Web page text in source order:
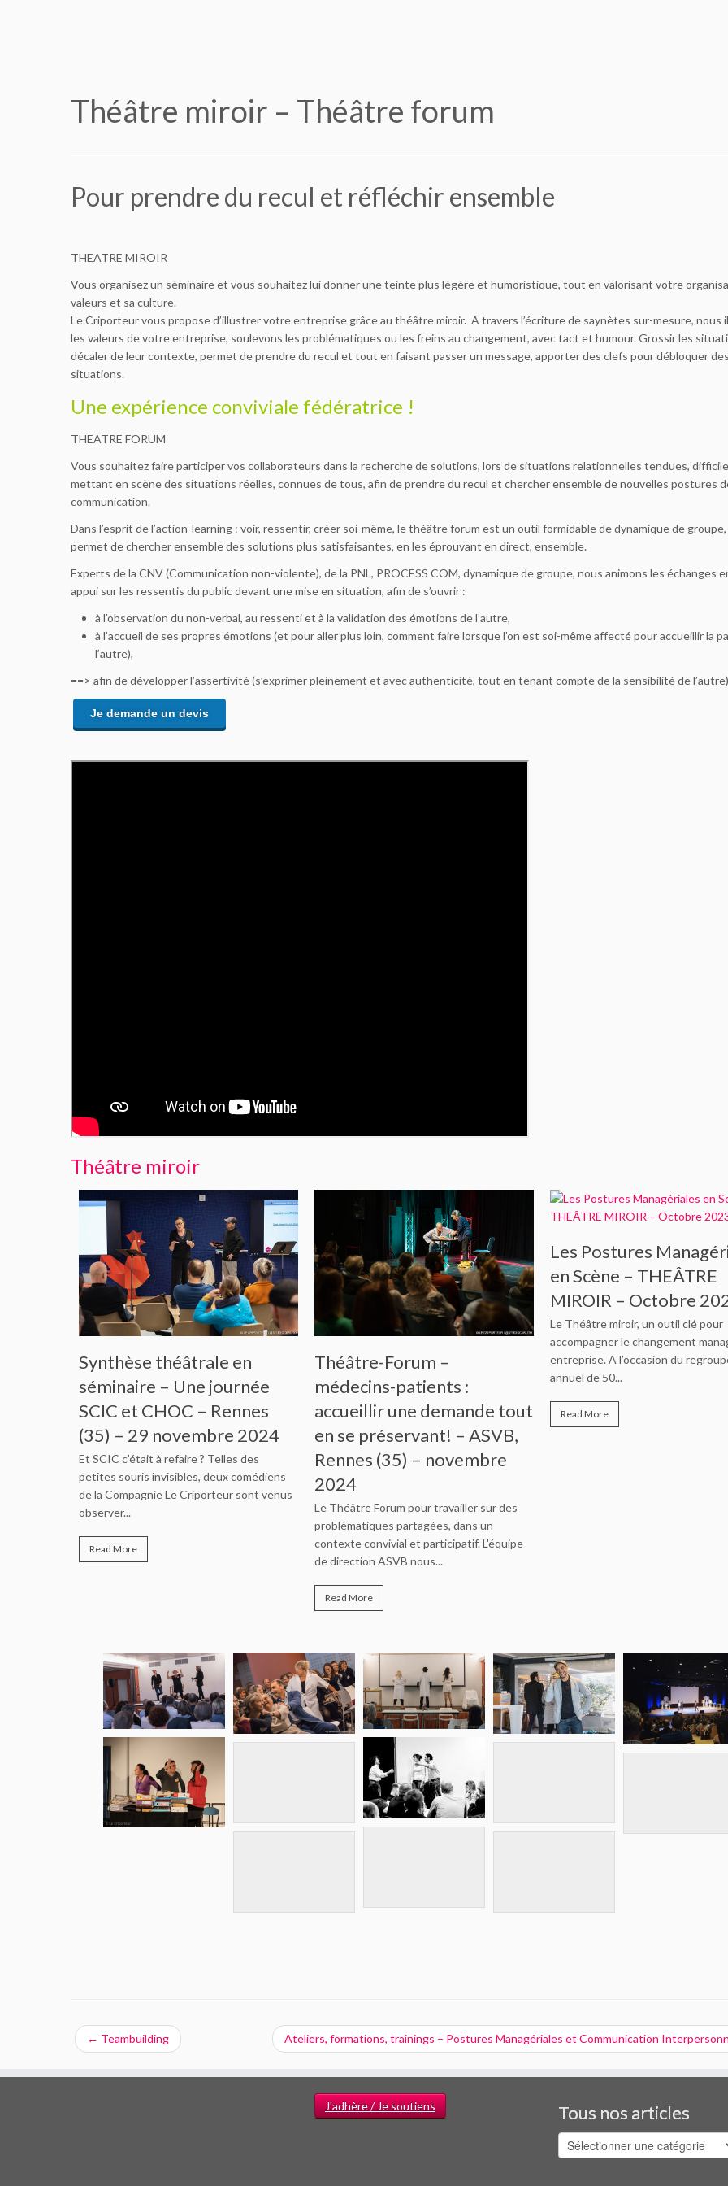
Théâtre miroir – Théâtre forum
Pour prendre du recul et réfléchir ensemble
THEATRE MIROIR
Vous organisez un séminaire et vous souhaitez lui donner une teinte plus légère et humoristique, tout en valorisant votre
valeurs et sa culture.
Le Criporteur vous propose d’illustrer votre entreprise grâce au théâtre miroir. A travers l’écriture de saynètes sur-mesure, nous
les valeurs de votre entreprise, soulevons les problématiques ou les freins au changement, avec tact et humour. Grossir les
décaler de leur contexte, permet de prendre du recul et tout en faisant passer un message, apporter des clefs pour débloquer des
situations.
Une expérience conviviale fédératrice !
THEATRE FORUM
Vous souhaitez faire participer vos collaborateurs dans la recherche de solutions, lors de situations relationnelles tendues,
mettant en scène des situations réelles, connues de tous, afin de prendre du recul et chercher ensemble de nouvelles postures
communication.
Dans l’esprit de l’action-learning : voir, ressentir, créer soi-même, le théâtre forum est un outil formidable de dynamique de
permet de chercher ensemble des solutions plus satisfaisantes, en les éprouvant en direct, ensemble.
Experts de la CNV (Communication non-violente), de la PNL, PROCESS COM, dynamique de groupe, nous animons les échanges
appui sur les ressentis du public devant une mise en situation, afin de s’ouvrir :
à l’observation du non-verbal, au ressenti et à la validation des émotions de l’autre,
à l’accueil de ses propres émotions (et pour aller plus loin, comment faire lorsque l’on est soi-même affecté pour accueillir la
l’autre),
==> afin de développer l’assertivité (s’exprimer pleinement et avec authenticité, tout en tenant compte de la sensibilité de
Je demande un devis
Théâtre miroir
Synthèse théâtrale en
séminaire – Une journée
SCIC et CHOC – Rennes
(35) – 29 novembre 2024
Et SCIC c’était à refaire ? Telles des
petites souris invisibles, deux comédiens
de la Compagnie Le Criporteur sont venus
observer...
Read More
Théâtre-Forum –
médecins-patients :
accueillir une demande tout
en se préservant! – ASVB,
Rennes (35) – novembre
2024
Le Théâtre Forum pour travailler sur des
problématiques partagées, dans un
contexte convivial et participatif. L'équipe
de direction ASVB nous...
Read More
Les Postures
en Scène – THEÂTRE
MIROIR – Octobre
Le Théâtre miroir, un outil clé pour
accompagner le changement
entreprise. A l’occasion du
annuel de 50...
Read More
← Teambuilding Ateliers, formations, trainings – Postures Managériales et Communication
J'adhère / Je soutiens Tous nos articles
Tous
nos